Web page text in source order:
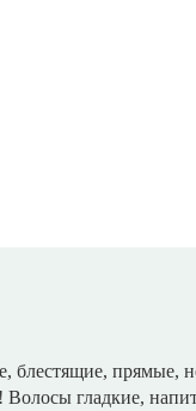
блестящие, прямые,
гладкие,